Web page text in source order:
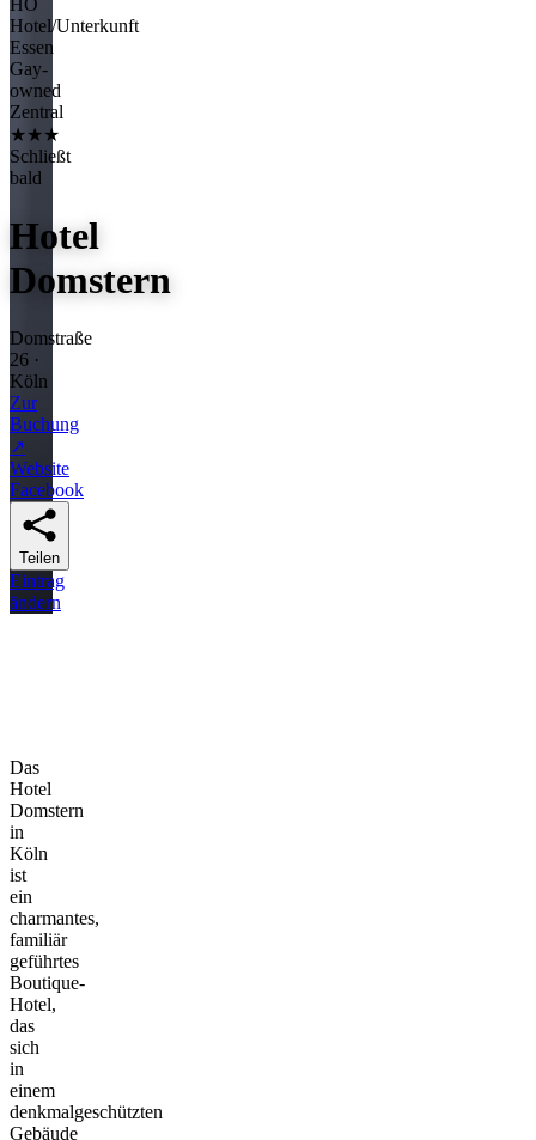
Hotel/Unterkunft
Essen
Gay-
owned
Zentral
★★★
Schließt
bald
Hotel
Domstern
Domstraße
26 ·
Köln
Zur
Buchung
↗
Website
Facebook
Teilen
Eintrag
ändern
Das
Hotel
Domstern
in
Köln
ist
ein
charmantes,
familiär
geführtes
Boutique-
Hotel,
das
sich
in
einem
denkmalgeschützten
Gebäude